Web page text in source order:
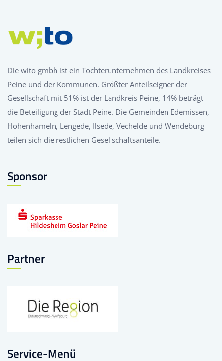
Die wito gmbh ist ein Tochterunternehmen des Landkreises
Peine und der Kommunen. Größter Anteilseigner der
Gesellschaft mit 51% ist der Landkreis Peine, 14% beträgt
die Beteiligung der Stadt Peine. Die Gemeinden Edemissen,
Hohenhameln, Lengede, Ilsede, Vechelde und Wendeburg
teilen sich die restlichen Gesellschaftsanteile.
Sponsor
Partner
Service-Menü